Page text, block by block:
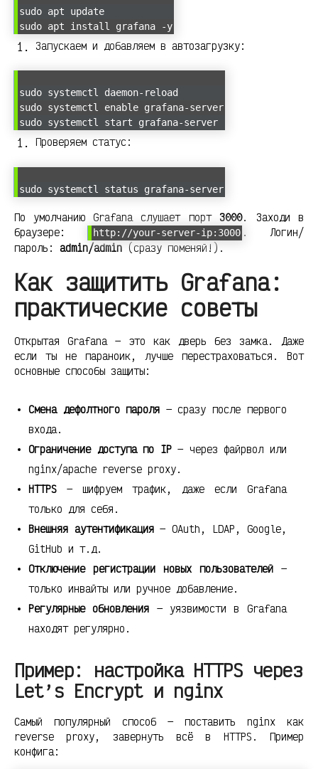
sudo apt update
sudo apt install grafana -y
Запускаем и добавляем в автозагрузку:
sudo systemctl daemon-reload
sudo systemctl enable grafana-server
sudo systemctl start grafana-server
Проверяем статус:
sudo systemctl status grafana-server
По умолчанию Grafana слушает порт 3000. Заходи в
браузере:
http://your-server-ip:3000 . Логин/
пароль: admin/admin (сразу поменяй!).
Как защитить Grafana:
практические советы
Открытая Grafana — это как дверь без замка. Даже
если ты не параноик, лучше перестраховаться. Вот
основные способы защиты:
Смена дефолтного пароля — сразу после первого
входа.
Ограничение доступа по IP— через файрвол или
nginx/apache reverse proxy.
HTTPS — шифруем трафик, даже если Grafana
только для себя.
Внешняя аутентификация— OAuth, LDAP, Google,
GitHub и т.д.
Отключение регистрации новых пользователей—
только инвайты или ручное добавление.
Регулярные обновления — уязвимости в Grafana
находят регулярно.
Пример: настройка HTTPS через
Let’s Encrypt и nginx
Самый популярный способ — поставить nginx как
reverse proxy, завернуть всё в HTTPS. Пример
конфига: